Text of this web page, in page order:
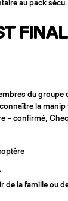
au pack sécu.
du groupe
la manip
– confirmé,
de la famille ou